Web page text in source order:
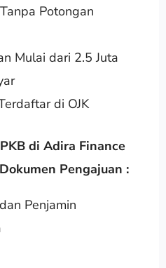
Potongan
Mulai dari 2.5 Juta
di OJK
di Adira Finance
Pengajuan :
Penjamin